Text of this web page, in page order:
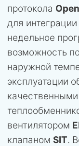
протокола
для
недельное
возможность
наружной
эксплуатации
вентилятором
клапаном SIT.